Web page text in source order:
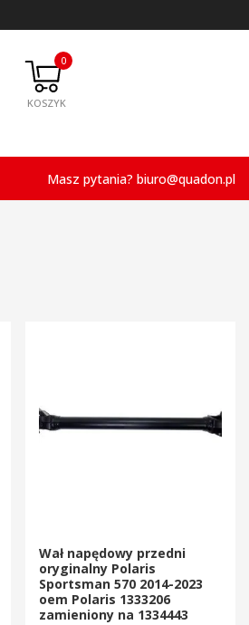
0
Masz pytania? biuro@quadon.pl
Wał napędowy przedni
oryginalny Polaris
Sportsman 570 2014-2023
oem Polaris 1333206
zamieniony na 1334443